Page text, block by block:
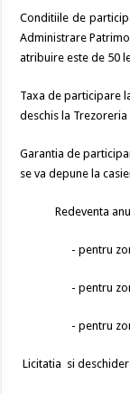
Conditiile de
Administrare
atribuire este de 50
Taxa de participare
deschis la
Garantia de
se va depune la
Redeventa anuala
- pentru
- pentru
- pentru
Licitatia si